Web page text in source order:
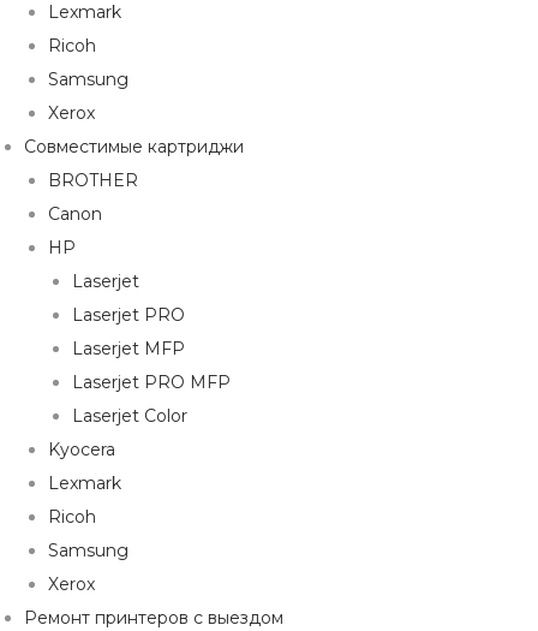
Lexmark
Ricoh
Samsung
Xerox
Совместимые картриджи
BROTHER
Canon
HP
Laserjet
Laserjet PRO
Laserjet MFP
Laserjet PRO MFP
Laserjet Color
Kyocera
Lexmark
Ricoh
Samsung
Xerox
Ремонт принтеров с выездом